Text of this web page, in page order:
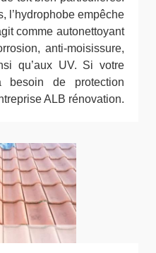
l’hydrophobe empêche
comme autonettoyant
anti-moisissure,
qu’aux UV. Si votre
besoin de protection
ALB rénovation.